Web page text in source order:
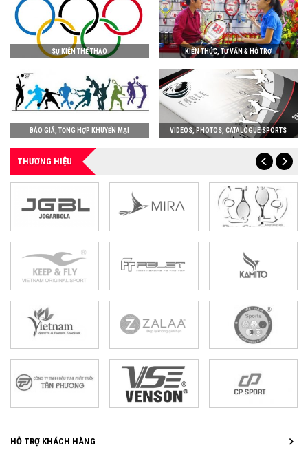
SỰ KIỆN THỂ THAO KIẾN THỨC, TƯ VẤN & HỖ TRỢ
BÁO GIÁ, TỔNG HỢP KHUYẾN MẠI VIDEOS, PHOTOS, CATALOGUE SPORTS
THƯƠNG HIỆU
HỖ TRỢ KHÁCH HÀNG